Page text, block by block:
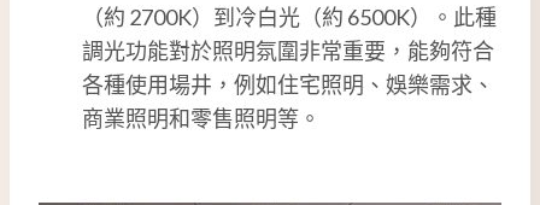
（約 2700K）到冷白光（約 6500K）。此種
調光功能對於照明氛圍非常重要，能夠符合
各種使用場井，例如住宅照明、娛樂需求、
商業照明和零售照明等。